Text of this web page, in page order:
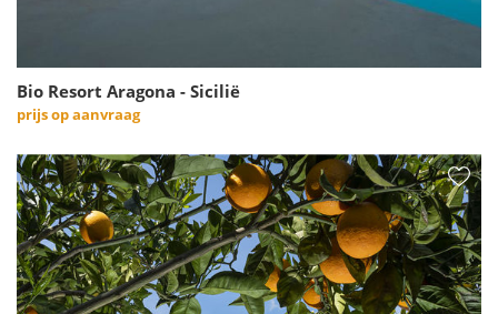
Bio Resort Aragona - Sicilië
prijs op aanvraag